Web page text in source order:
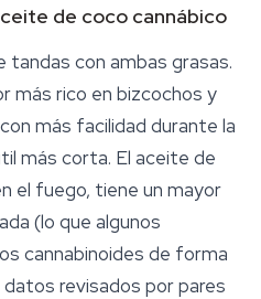
de coco cannábico
tandas con ambas grasas.
más rico en bizcochos y
más facilidad durante la
más corta. El aceite de
el fuego, tiene un mayor
(lo que algunos
cannabinoides de forma
revisados por pares